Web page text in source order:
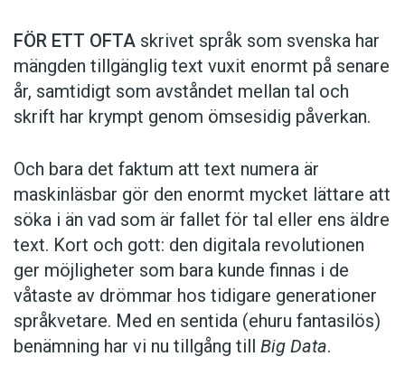
FÖR ETT OFTA skrivet språk som svenska har
mängden tillgänglig text vuxit enormt på senare
år, samtidigt som avståndet mellan tal och
skrift har krympt genom ömsesidig påverkan.
Och bara det faktum att text numera är
maskinläsbar gör den enormt mycket lättare att
söka i än vad som är fallet för tal eller ens äldre
text. Kort och gott: den digitala revolutionen
ger möjligheter som bara kunde finnas i de
våtaste av drömmar hos tidigare generationer
språkvetare. Med en sentida (ehuru fantasilös)
benämning har vi nu tillgång till Big Data.